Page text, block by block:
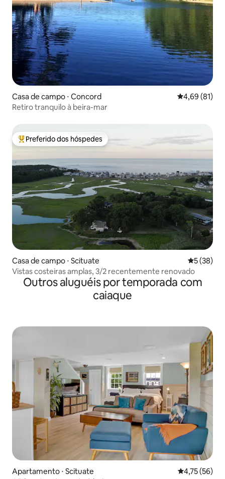
Casa de campo ⋅ Concord 4,69 de uma
4,69 (81)
Retiro tranquilo à beira-mar
Entre os melhores preferidos dos hóspedes
Preferido dos hóspedes
Casa de campo ⋅ Scituate 5 de uma
5 (38)
Vistas costeiras amplas, 3/2 recentemente renovado
Outros aluguéis por temporada com
caiaque
Apartamento ⋅ Scituate 4,75 de uma
4,75 (56)